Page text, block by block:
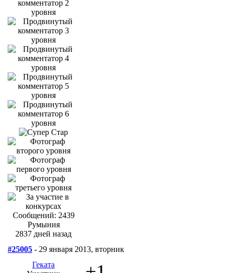
Сообщений: 2439
Румыния
2837 дней назад
#25005 - 29 января 2013, вторник
Геката